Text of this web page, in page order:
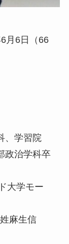
月6日（66
、学習院
政治学科卒
大学モー
麻生信